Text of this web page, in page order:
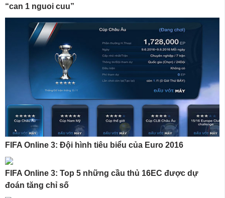
“can 1 nguoi cuu”
FIFA Online 3: Đội hình tiêu biểu của Euro 2016
FIFA Online 3: Top 5 những cầu thủ 16EC được dự
đoán tăng chỉ số